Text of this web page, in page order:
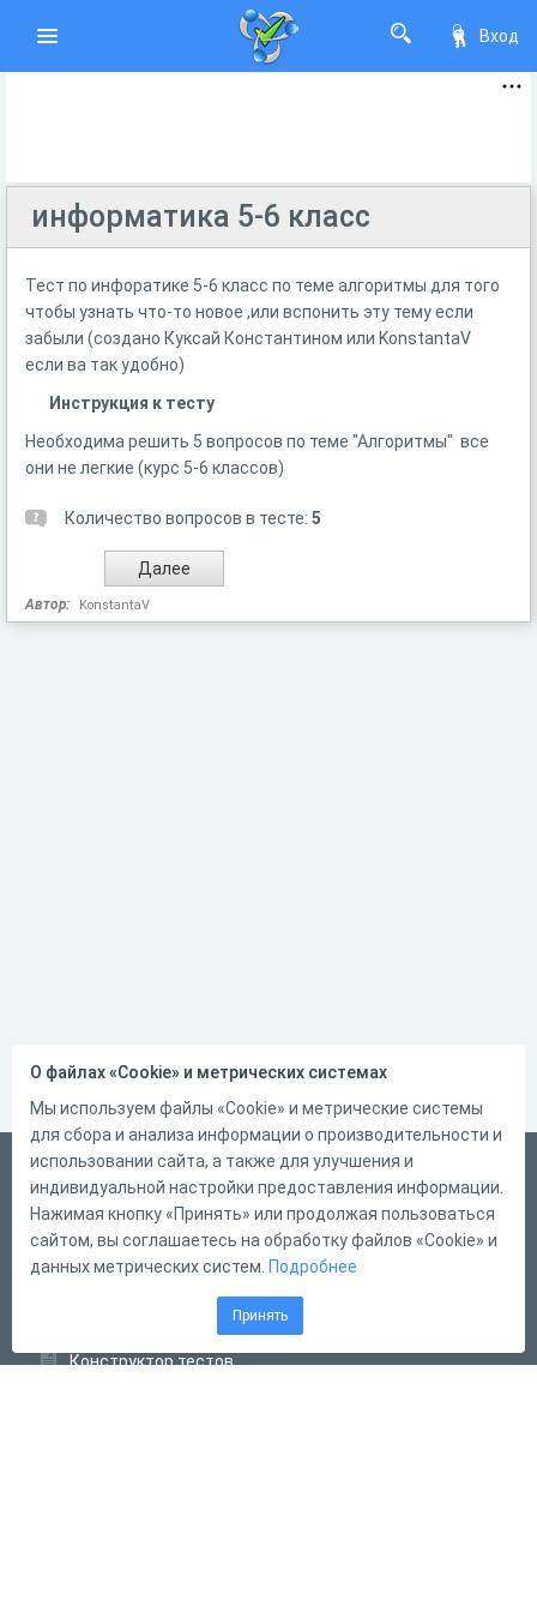
Вход
информатика 5-6 класс
Тест по инфоратике 5-6 класс по теме алгоритмы для того
чтобы узнать что-то новое ,или вспонить эту тему если
забыли (создано Куксай Константином или KonstantaV
если ва так удобно)
Инструкция к тесту
Необходима решить 5 вопросов по теме "Алгоритмы" все
они не легкие (курс 5-6 классов)
Количество вопросов в тесте: 5
Автор: KonstantaV
Русский
Справка
Форма обратной связи
Конструктор тестов
О файлах «Cookie» и метрических системах
Мы используем файлы «Cookie» и метрические системы
для сбора и анализа информации о производительности и
использовании сайта, а также для улучшения и
индивидуальной настройки предоставления информации.
Нажимая кнопку «Принять» или продолжая пользоваться
сайтом, вы соглашаетесь на обработку файлов «Cookie» и
данных метрических систем. Подробнее
Принять